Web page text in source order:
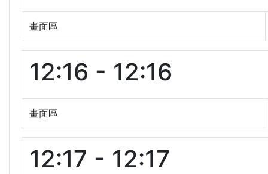
畫面區
12:16 - 12:16
畫面區
12:17 - 12:17